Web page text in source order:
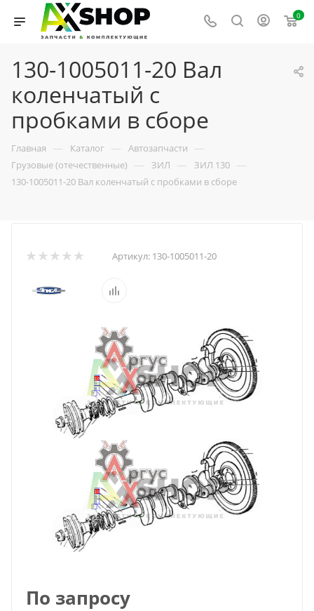
0
130-1005011-20 Вал
коленчатый с
пробками в сборе
Главная — Каталог — Автозапчасти —
Грузовые (отечественные) — ЗИЛ — ЗИЛ 130 —
130-1005011-20 Вал коленчатый с пробками в сборе
Артикул: 130-1005011-20
По запросу